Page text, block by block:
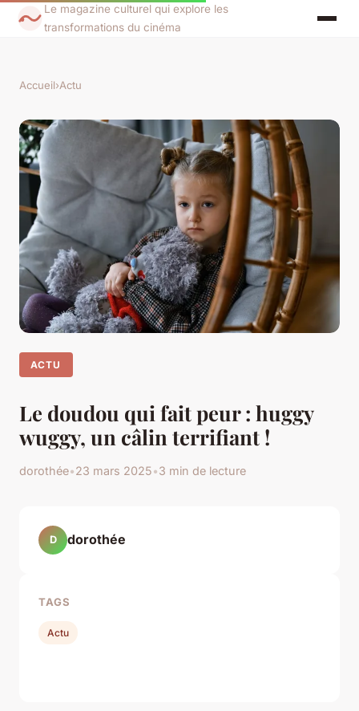
Le magazine culturel qui explore les
transformations du cinéma
Accueil›Actu
ACTU
Le doudou qui fait peur : huggy
wuggy, un câlin terrifiant !
dorothée•23 mars 2025•3 min de lecture
D dorothée
TAGS
Actu